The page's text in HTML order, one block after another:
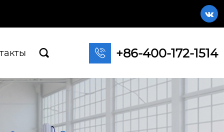

  +86-400-172-1514